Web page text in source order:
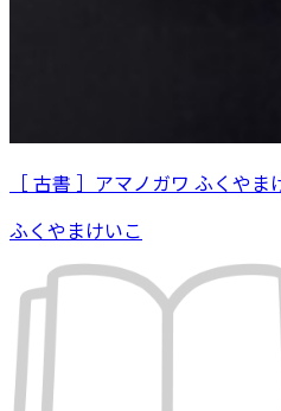
［ 古書 ］アマノガワ ふくや
ふくやまけいこ